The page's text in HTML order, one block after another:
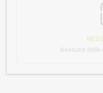
Nessuna delle